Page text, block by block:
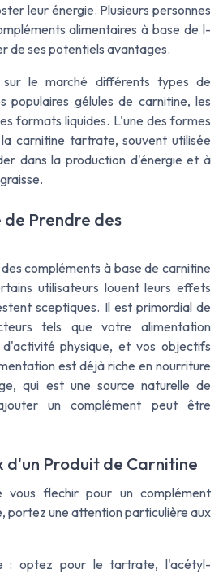
leur énergie. Plusieurs personnes
alimentaires à base de l-
de ses potentiels avantages.
le marché différents types de
populaires gélules de carnitine, les
formats liquides. L'une des formes
carnitine tartrate, souvent utilisée
dans la production d'énergie et à
Prendre des
compléments à base de carnitine
utilisateurs louent leurs effets
sceptiques. Il est primordial de
tels que votre alimentation
physique, et vos objectifs
est déjà riche en nourriture
qui est une source naturelle de
un complément peut être
d'un Produit de Carnitine
vous flechir pour un complément
portez une attention particulière aux
: optez pour le tartrate, l'acétyl-